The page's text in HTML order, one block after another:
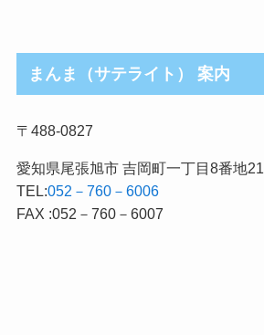
まんま（サテライト） 案内
〒488-0827
愛知県尾張旭市 吉岡町一丁目8番地21
TEL:052－760－6006
FAX :052－760－6007